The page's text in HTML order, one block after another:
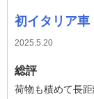
初イタリア車
2025.5.20
総評
荷物も積めて長